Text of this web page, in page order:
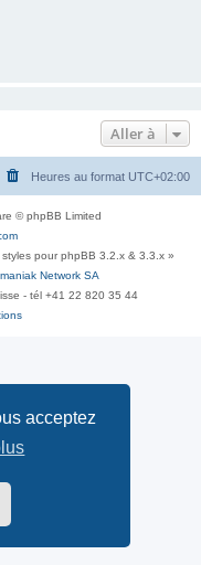
acceptez
Aller à
Heures au format UTC+02:00
© phpBB Limited
pour phpBB 3.2.x & 3.3.x »
Network SA
- tél +41 22 820 35 44